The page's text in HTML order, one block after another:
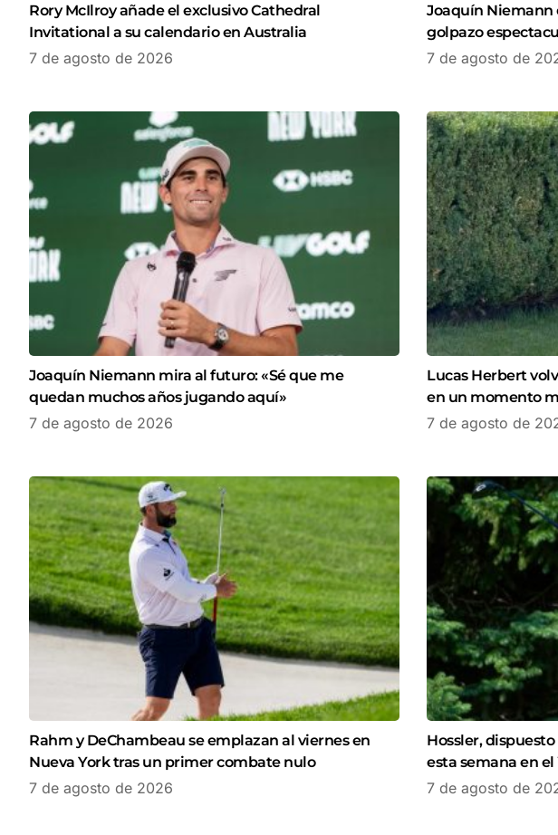
Rory McIlroy añade el exclusivo Cathedral
Invitational a su calendario en Australia
7 de agosto de 2026
Joaquín Niemann
golpazo
7 de agosto de
Joaquín Niemann mira al futuro: «Sé que me
quedan muchos años jugando aquí»
7 de agosto de 2026
Lucas Herbert
en un momento
7 de agosto de
Rahm y DeChambeau se emplazan al viernes en
Nueva York tras un primer combate nulo
7 de agosto de 2026
Hossler,
esta semana en
7 de agosto de